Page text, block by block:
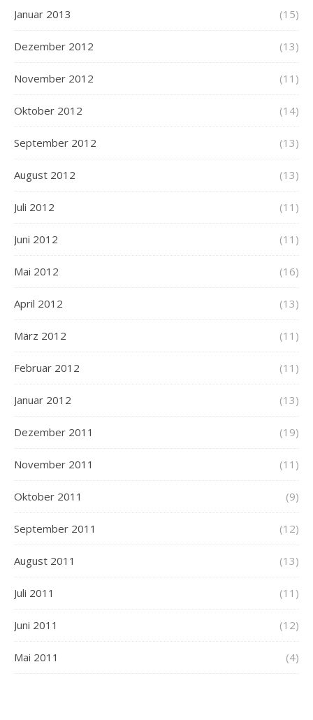
Januar 2013 (15)
Dezember 2012 (13)
November 2012 (11)
Oktober 2012 (14)
September 2012 (13)
August 2012 (13)
Juli 2012 (11)
Juni 2012 (11)
Mai 2012 (16)
April 2012 (13)
März 2012 (11)
Februar 2012 (11)
Januar 2012 (13)
Dezember 2011 (19)
November 2011 (11)
Oktober 2011 (9)
September 2011 (12)
August 2011 (13)
Juli 2011 (11)
Juni 2011 (12)
Mai 2011 (4)